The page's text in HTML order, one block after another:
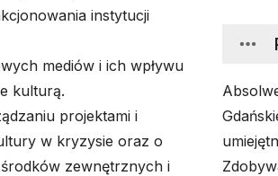
instytucji
mediów i ich wpływu
kulturą.
projektami i
w kryzysie oraz o
zewnętrznych i